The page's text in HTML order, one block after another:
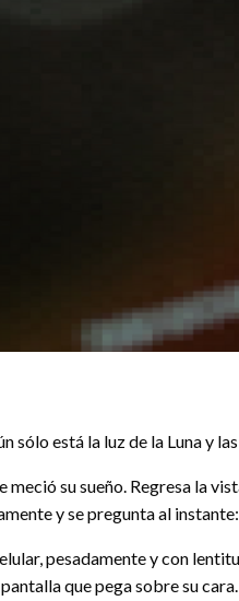
sólo está la luz de la Luna y
su sueño. Regresa la
y se pregunta al instante:
pesadamente y con
que pega sobre su